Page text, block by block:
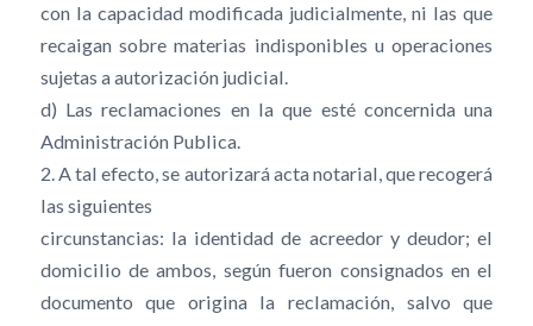
con la capacidad modificada judicialmente, ni las que
recaigan sobre materias indisponibles u operaciones
sujetas a autorización judicial.
d) Las reclamaciones en la que esté concernida una
Administración Publica.
2. A tal efecto, se autorizará acta notarial, que recogerá
las siguientes
circunstancias: la identidad de acreedor y deudor; el
domicilio de ambos, según fueron consignados en el
documento que origina la reclamación, salvo que